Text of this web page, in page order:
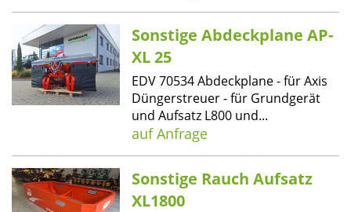
Sonstige Abdeckplane AP-
XL 25
EDV 70534 Abdeckplane - für Axis
Düngerstreuer - für Grundgerät
und Aufsatz L800 und...
auf Anfrage
Sonstige Rauch Aufsatz
XL1800